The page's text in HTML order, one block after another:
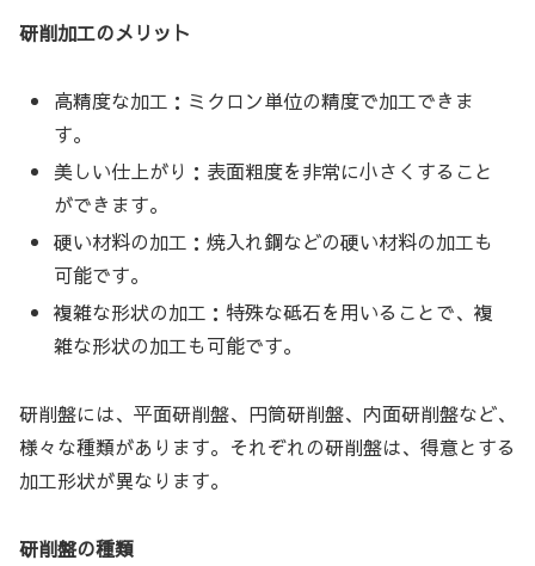
研削加工のメリット
高精度な加工：ミクロン単位の精度で加工できま
す。
美しい仕上がり：表面粗度を非常に小さくすること
ができます。
硬い材料の加工：焼入れ鋼などの硬い材料の加工も
可能です。
複雑な形状の加工：特殊な砥石を用いることで、複
雑な形状の加工も可能です。
研削盤には、平面研削盤、円筒研削盤、内面研削盤など、
様々な種類があります。それぞれの研削盤は、得意とする
加工形状が異なります。
研削盤の種類